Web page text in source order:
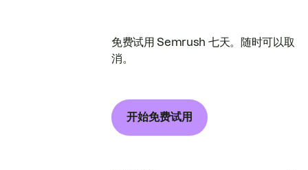
免费试用 Semrush 七天。随时可以取
消。
开始免费试用